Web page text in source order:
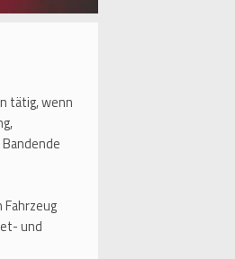
tätig, wenn
und